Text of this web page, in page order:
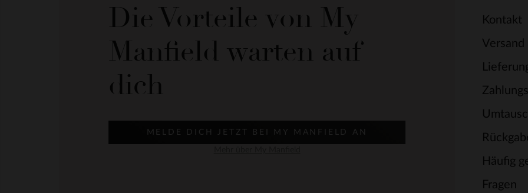
Die Vorteile von My
Manfield warten auf
dich
MELDE DICH JETZT BEI MY MANFIELD AN
Kontakt
Versand
Häufig
Fragen